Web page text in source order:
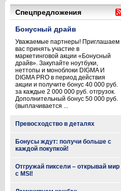
Спецпредложения
Бонусный драйв
Уважаемые партнеры! Приглашаем
вас принять участие в
маркетинговой акции «Бонусный
драйв». Закупайте ноутбуки,
неттопы и моноблоки DIGMA И
DIGMA PRO в период действия
акции и получите бонус 40 000 руб.
за каждые 2 000 000 руб. отгрузок.
Дополнительный бонус 50 000 руб.
(выплачивается ...
Превосходство в деталях
Бонусы ждут: получи больше с
каждой покупкой!
Отгружай пиксели – открывай мир
с MSI!